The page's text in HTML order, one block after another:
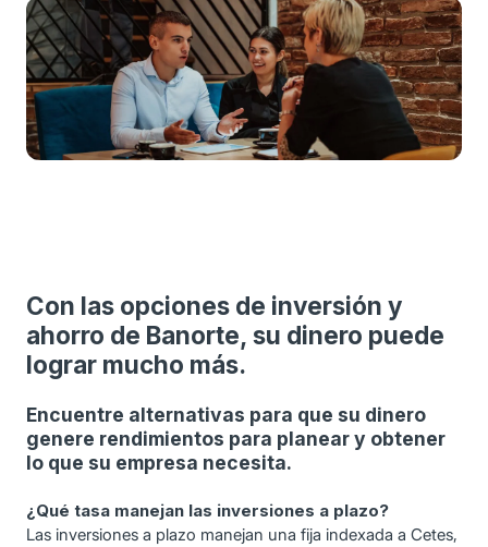
Con las opciones de inversión y
ahorro de Banorte, su dinero puede
lograr mucho más.
Encuentre alternativas para que su dinero
genere rendimientos para planear y obtener
lo que su empresa necesita.
¿Qué tasa manejan las inversiones a plazo?
Las inversiones a plazo manejan una fija indexada a Cetes,